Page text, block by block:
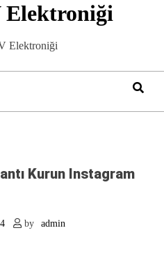
Elektroniği
Elektroniği
Kurun Instagram
by admin